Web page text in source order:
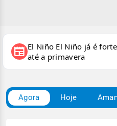
newspaper El Niño El Niño já é
até a primavera
Agora Hoje